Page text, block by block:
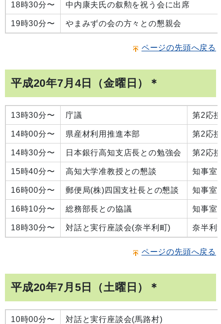
18時30分〜 中内康夫氏の叙勲を祝う会に出席
19時30分〜 やまみずの会の方々との懇親会
ページの先頭へ戻る
平成20年7月4日（金曜日）＊
13時30分〜 庁議 第2応
14時00分〜 県産材利用推進本部 第2応
14時30分〜 日本銀行高知支店長との勉強会 第2応
15時40分〜 高知大学准教授との懇談 知事室
16時00分〜 郵便局(株)四国支社長との懇談 知事室
16時10分〜 総務部長との協議 知事室
18時30分〜 対話と実行座談会(奈半利町) 奈半利
ページの先頭へ戻る
平成20年7月5日（土曜日）＊
10時00分〜 対話と実行座談会(馬路村)